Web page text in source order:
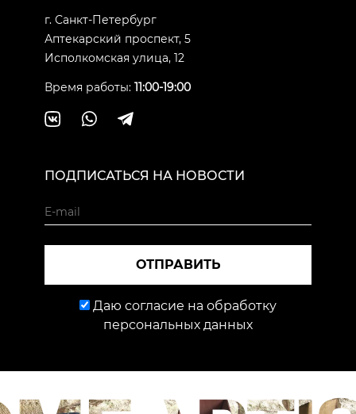
г. Санкт-Петербург
Аптекарский проспект, 5
Исполкомская улица, 12
Время работы: 11:00-19:00
ПОДПИСАТЬСЯ НА НОВОСТИ
ОТПРАВИТЬ
Даю согласие на обработку
персональных данных